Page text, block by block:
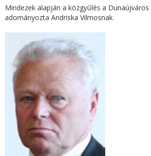
Mindezek alapján a közgyűlés a
adományozta Andriska Vilmosnak.